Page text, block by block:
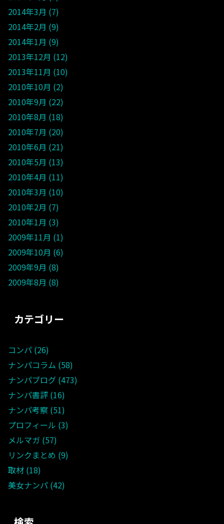
2014年3月 7
2014年2月 9
2014年1月 9
2013年12月 12
2013年11月 10
2010年10月 2
2010年9月 22
2010年8月 18
2010年7月 20
2010年6月 21
2010年5月 13
2010年4月 11
2010年3月 10
2010年2月 7
2010年1月 3
2009年11月 1
2009年10月 6
2009年9月 8
2009年8月 8
カテゴリー
コンパ 26
ナンパコラム 58
ナンパブログ 473
ナンパ書評 16
ナンパ考察 51
プロフィール 3
メルマガ 57
リンクまとめ 9
取材 18
美女ナンパ 42